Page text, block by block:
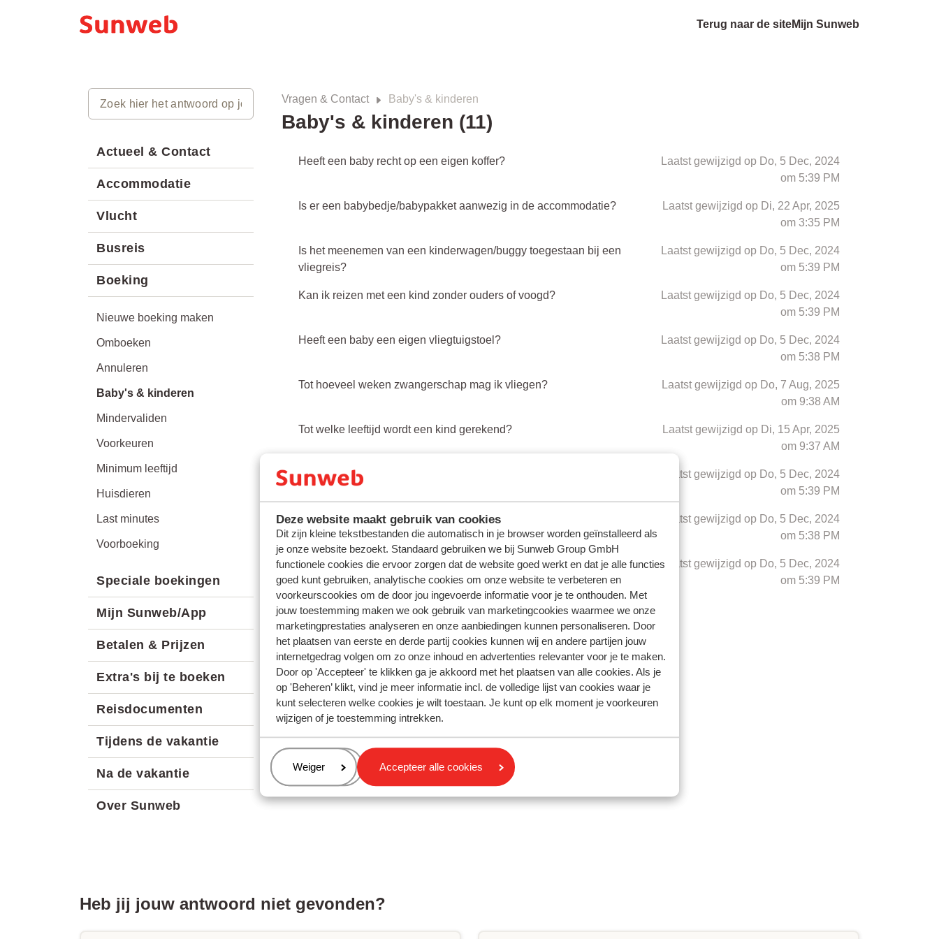
Deze website maakt gebruik van cookies
Dit zijn kleine tekstbestanden die automatisch in je browser worden geïnstalleerd als
je onze website bezoekt. Standaard gebruiken we bij Sunweb Group GmbH
functionele cookies die ervoor zorgen dat de website goed werkt en dat je alle functies
goed kunt gebruiken, analytische cookies om onze website te verbeteren en
voorkeurscookies om de door jou ingevoerde informatie voor je te onthouden. Met
jouw toestemming maken we ook gebruik van marketingcookies waarmee we onze
marketingprestaties analyseren en onze aanbiedingen kunnen personaliseren. Door
het plaatsen van eerste en derde partij cookies kunnen wij en andere partijen jouw
internetgedrag volgen om zo onze inhoud en advertenties relevanter voor je te maken.
Door op 'Accepteer' te klikken ga je akkoord met het plaatsen van alle cookies. Als je
op 'Beheren’ klikt, vind je meer informatie incl. de volledige lijst van cookies waar je
kunt selecteren welke cookies je wilt toestaan. Je kunt op elk moment je voorkeuren
wijzigen of je toestemming intrekken.
Beheren
Weiger Accepteer alle cookies
Terug naar de siteMijn Sunweb
Actueel & Contact
Accommodatie
Vlucht
Busreis
Boeking
Nieuwe boeking maken
Omboeken
Annuleren
Baby's & kinderen
Mindervaliden
Voorkeuren
Minimum leeftijd
Huisdieren
Last minutes
Voorboeking
Speciale boekingen
Mijn Sunweb/App
Betalen & Prijzen
Extra's bij te boeken
Reisdocumenten
Tijdens de vakantie
Na de vakantie
Over Sunweb
Vragen & Contact Baby's & kinderen
Baby's & kinderen (11)
Heeft een baby recht op een eigen koffer?
Laatst gewijzigd op Do, 5 Dec, 2024
om 5:39 PM
Is er een babybedje/babypakket aanwezig in de accommodatie?
Laatst gewijzigd op Di, 22 Apr, 2025
om 3:35 PM
Is het meenemen van een kinderwagen/buggy toegestaan bij een
vliegreis?
Laatst gewijzigd op Do, 5 Dec, 2024
om 5:39 PM
Kan ik reizen met een kind zonder ouders of voogd?
Laatst gewijzigd op Do, 5 Dec, 2024
om 5:39 PM
Heeft een baby een eigen vliegtuigstoel?
Laatst gewijzigd op Do, 5 Dec, 2024
om 5:38 PM
Tot hoeveel weken zwangerschap mag ik vliegen?
Laatst gewijzigd op Do, 7 Aug, 2025
om 9:38 AM
Tot welke leeftijd wordt een kind gerekend?
Laatst gewijzigd op Di, 15 Apr, 2025
om 9:37 AM
Tot welke leeftijd wordt een kind meegerekend als een baby?
Laatst gewijzigd op Do, 5 Dec, 2024
om 5:39 PM
Welke accommodaties zijn kindvriendelijk?
Laatst gewijzigd op Do, 5 Dec, 2024
om 5:38 PM
Is er een leeftijdsrestrictie van toepassing op de gratis kinderopvang van
FamFun?
Laatst gewijzigd op Do, 5 Dec, 2024
om 5:39 PM
< Vorige 1 2 Volgende >
Heb jij jouw antwoord niet gevonden?